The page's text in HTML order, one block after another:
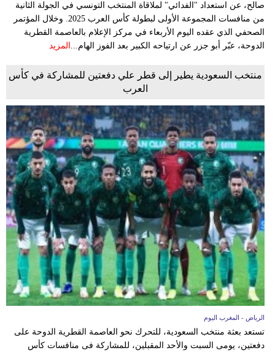
صالح، عن استعداد "الفدائي" لملاقاة المنتخب التونسي في الجولة الثانية
من منافسات المجموعة الأولى لبطولة كأس العرب 2025. وخلال المؤتمر
الصحفي الذي عقده اليوم الأربعاء في مركز الإعلام بالعاصمة القطرية
الدوحة، عبّر أبو جزر عن ارتياحه الكبير بعد الفوز الهام... المزيد
منتخب السعودية يطير إلى قطر علي دفعتين للمشاركة في كأس
العرب
الرياض - المغرب اليوم
تستعد بعثة منتخب السعودية، للتحرك نحو العاصمة القطرية الدوحة على
دفعتين، يومى السبت والأحد المقبلين، للمشاركة فى منافسات كأس